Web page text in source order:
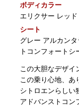
ボディカラー
エリクサー レッド
シート
グレー アルカン
トコンフォートシ
この大胆なデザイ
この乗り心地、あ
シトロエンらしい
アドバンストコン